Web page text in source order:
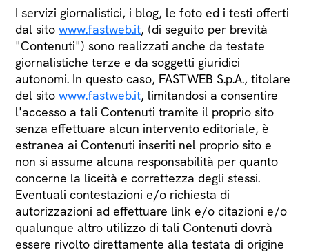
I servizi giornalistici, i blog, le foto ed i testi offerti
dal sito www.fastweb.it, (di seguito per brevità
"Contenuti") sono realizzati anche da testate
giornalistiche terze e da soggetti giuridici
autonomi. In questo caso, FASTWEB S.p.A., titolare
del sito www.fastweb.it, limitandosi a consentire
l'accesso a tali Contenuti tramite il proprio sito
senza effettuare alcun intervento editoriale, è
estranea ai Contenuti inseriti nel proprio sito e
non si assume alcuna responsabilità per quanto
concerne la liceità e correttezza degli stessi.
Eventuali contestazioni e/o richiesta di
autorizzazioni ad effettuare link e/o citazioni e/o
qualunque altro utilizzo di tali Contenuti dovrà
essere rivolto direttamente alla testata di origine